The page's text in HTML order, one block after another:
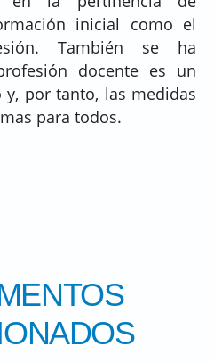
inicial como el
También se ha
docente es un
y, por tanto, las medidas
para todos.